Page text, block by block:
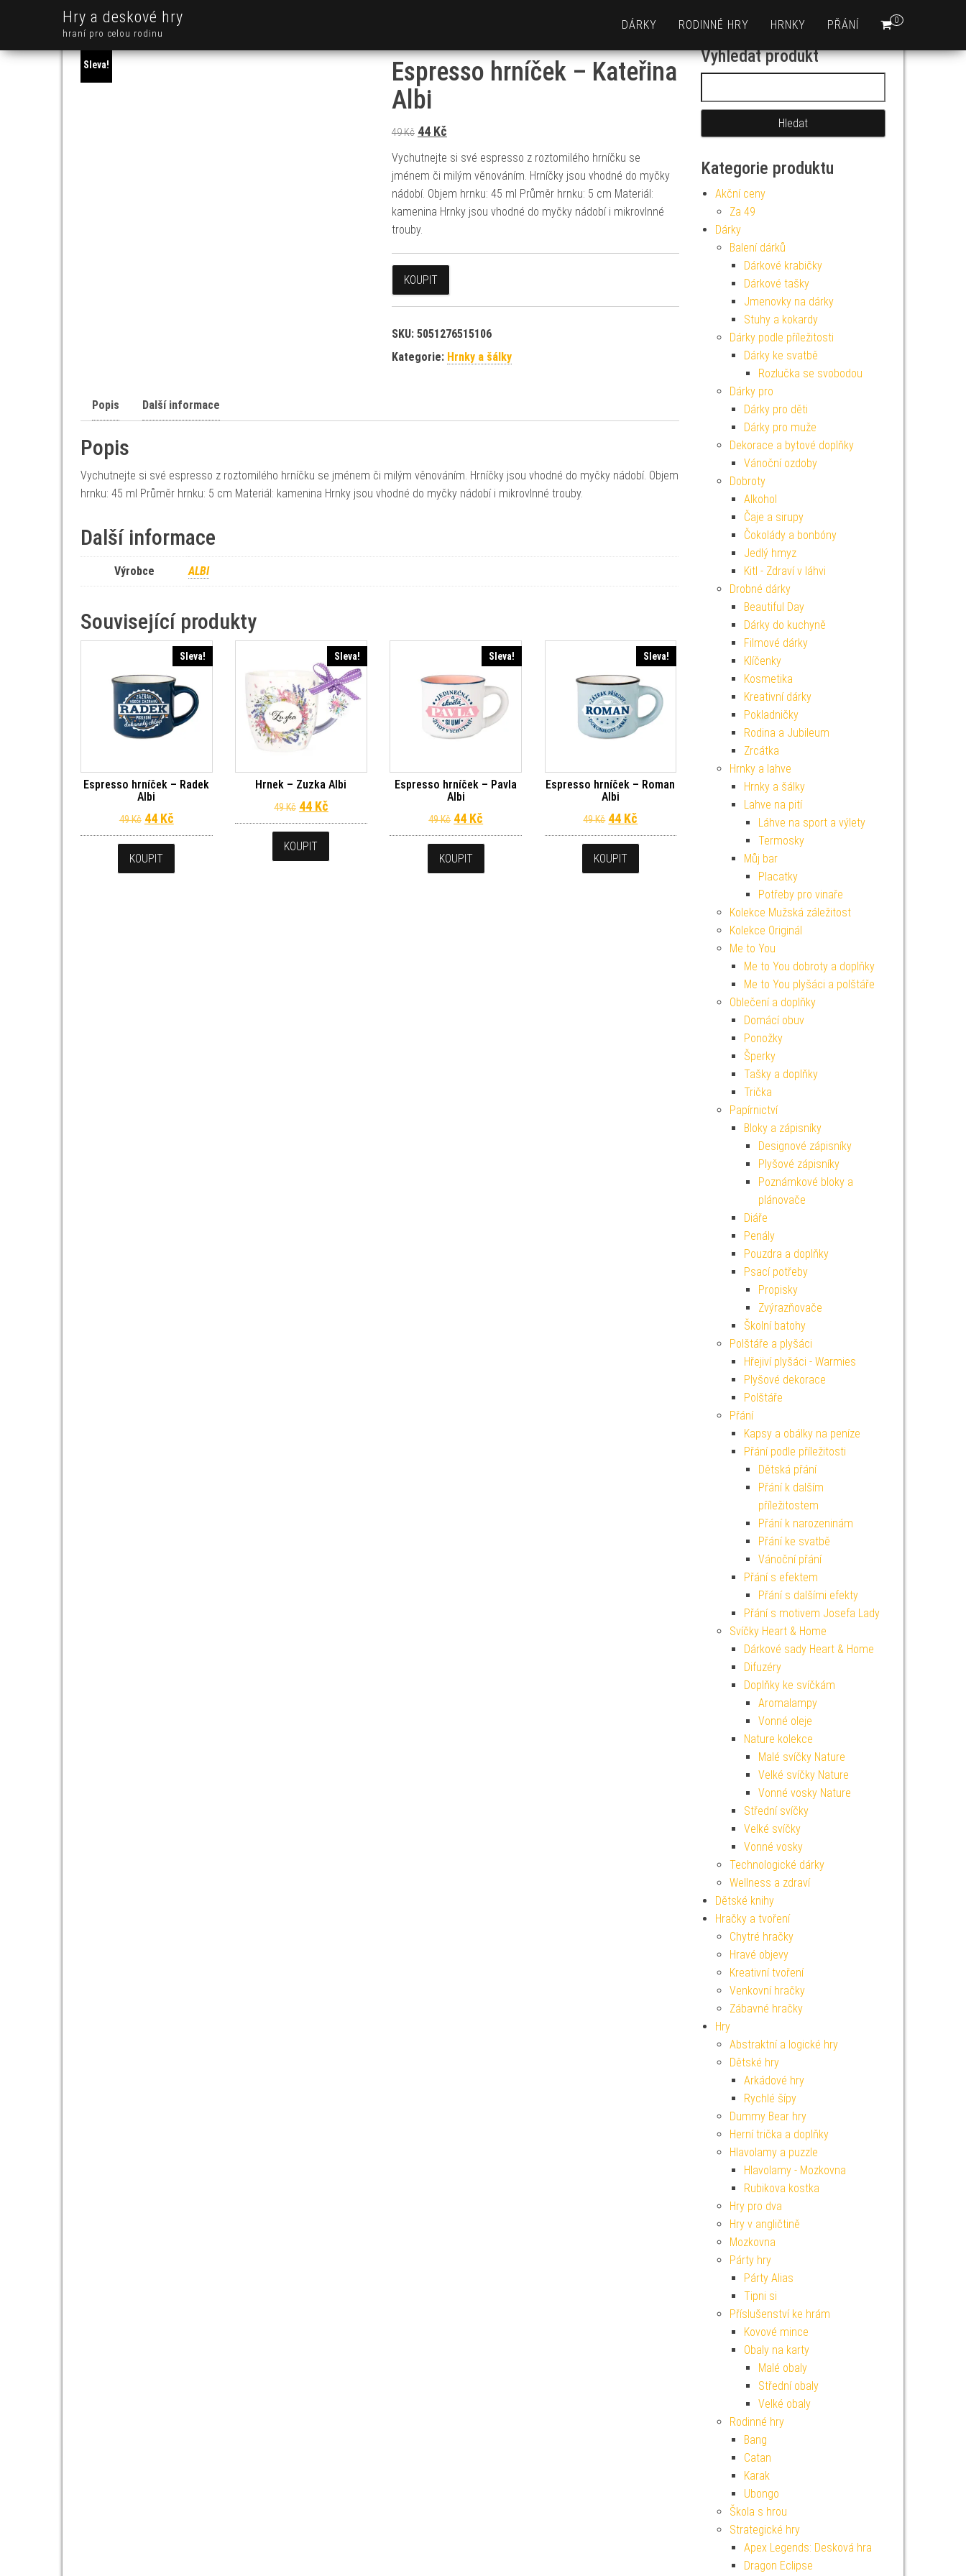
Hry a deskové hry
hraní pro celou rodinu
0
DÁRKY RODINNÉ HRY HRNKY PŘÁNÍ
Sleva!
Espresso hrníček – Kateřina
Albi
49Kč Původní cena byla: 49 Kč.
44 KčAktuální cena je: 44 Kč.
Vychutnejte si své espresso z roztomilého hrníčku se
jménem či milým věnováním. Hrníčky jsou vhodné do myčky
nádobí. Objem hrnku: 45 ml Průměr hrnku: 5 cm Materiál:
kamenina Hrnky jsou vhodné do myčky nádobí i mikrovlnné
trouby.
KOUPIT
SKU: 5051276515106
Kategorie: Hrnky a šálky
Popis Další informace
Popis
Vychutnejte si své espresso z roztomilého hrníčku se jménem či milým věnováním. Hrníčky jsou vhodné do myčky nádobí. Objem
hrnku: 45 ml Průměr hrnku: 5 cm Materiál: kamenina Hrnky jsou vhodné do myčky nádobí i mikrovlnné trouby.
Další informace
Výrobce ALBI
Související produkty
Sleva!
Espresso hrníček – Radek
Albi
49Kč Původní cena byla: 49 Kč.
44 KčAktuální cena je: 44 Kč.
KOUPIT
Sleva!
Hrnek – Zuzka Albi
49Kč Původní cena byla: 49 Kč.
44 KčAktuální cena je: 44 Kč.
KOUPIT
Sleva!
Espresso hrníček – Pavla
Albi
49Kč Původní cena byla: 49 Kč.
44 Kč Aktuální cena je: 44 Kč.
KOUPIT
Sleva!
Espresso hrníček – Roman
Albi
49Kč Původní cena byla: 49 Kč.
44 Kč Aktuální cena je: 44 Kč.
KOUPIT
Vyhledat produkt
Kategorie produktu
Akční ceny
Za 49
Dárky
Balení dárků
Dárkové krabičky
Dárkové tašky
Jmenovky na dárky
Stuhy a kokardy
Dárky podle příležitosti
Dárky ke svatbě
Rozlučka se svobodou
Dárky pro
Dárky pro děti
Dárky pro muže
Dekorace a bytové doplňky
Vánoční ozdoby
Dobroty
Alkohol
Čaje a sirupy
Čokolády a bonbóny
Jedlý hmyz
Kitl - Zdraví v láhvi
Drobné dárky
Beautiful Day
Dárky do kuchyně
Filmové dárky
Klíčenky
Kosmetika
Kreativní dárky
Pokladničky
Rodina a Jubileum
Zrcátka
Hrnky a lahve
Hrnky a šálky
Lahve na pití
Láhve na sport a výlety
Termosky
Můj bar
Placatky
Potřeby pro vinaře
Kolekce Mužská záležitost
Kolekce Originál
Me to You
Me to You dobroty a doplňky
Me to You plyšáci a polštáře
Oblečení a doplňky
Domácí obuv
Ponožky
Šperky
Tašky a doplňky
Trička
Papírnictví
Bloky a zápisníky
Designové zápisníky
Plyšové zápisníky
Poznámkové bloky a
plánovače
Diáře
Penály
Pouzdra a doplňky
Psací potřeby
Propisky
Zvýrazňovače
Školní batohy
Polštáře a plyšáci
Hřejiví plyšáci - Warmies
Plyšové dekorace
Polštáře
Přání
Kapsy a obálky na peníze
Přání podle příležitosti
Dětská přání
Přání k dalším
příležitostem
Přání k narozeninám
Přání ke svatbě
Vánoční přání
Přání s efektem
Přání s dalšími efekty
Přání s motivem Josefa Lady
Svíčky Heart & Home
Dárkové sady Heart & Home
Difuzéry
Doplňky ke svíčkám
Aromalampy
Vonné oleje
Nature kolekce
Malé svíčky Nature
Velké svíčky Nature
Vonné vosky Nature
Střední svíčky
Velké svíčky
Vonné vosky
Technologické dárky
Wellness a zdraví
Dětské knihy
Hračky a tvoření
Chytré hračky
Hravé objevy
Kreativní tvoření
Venkovní hračky
Zábavné hračky
Hry
Abstraktní a logické hry
Dětské hry
Arkádové hry
Rychlé šípy
Dummy Bear hry
Herní trička a doplňky
Hlavolamy a puzzle
Hlavolamy - Mozkovna
Rubikova kostka
Hry pro dva
Hry v angličtině
Mozkovna
Párty hry
Párty Alias
Tipni si
Příslušenství ke hrám
Kovové mince
Obaly na karty
Malé obaly
Střední obaly
Velké obaly
Rodinné hry
Bang
Catan
Karak
Ubongo
Škola s hrou
Strategické hry
Apex Legends: Desková hra
Dragon Eclipse